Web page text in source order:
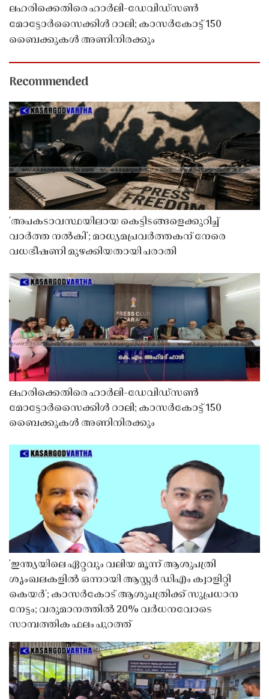
ലഹരിക്കെതിരെ ഹാർലി-ഡേവിഡ്‌സൺ
മോട്ടോർസൈക്കിൾ റാലി; കാസർകോട്ട് 150
ബൈക്കുകൾ അണിനിരക്കും
Recommended
'അപകടാവസ്ഥയിലായ കെട്ടിടങ്ങളെക്കുറിച്ച്
വാർത്ത നൽകി'; മാധ്യമപ്രവർത്തകന് നേരെ
വധഭീഷണി മുഴക്കിയതായി പരാതി
ലഹരിക്കെതിരെ ഹാർലി-ഡേവിഡ്‌സൺ
മോട്ടോർസൈക്കിൾ റാലി; കാസർകോട്ട് 150
ബൈക്കുകൾ അണിനിരക്കും
'ഇന്ത്യയിലെ ഏറ്റവും വലിയ മൂന്ന് ആശുപത്രി
ശൃംഖലകളിൽ ഒന്നായി ആസ്റ്റർ ഡിഎം ക്വാളിറ്റി
കെയർ'; കാസർകോട് ആശുപത്രിക്ക് സുപ്രധാന
നേട്ടം; വരുമാനത്തിൽ 20% വർധനവോടെ
സാമ്പത്തിക ഫലം പുറത്ത്